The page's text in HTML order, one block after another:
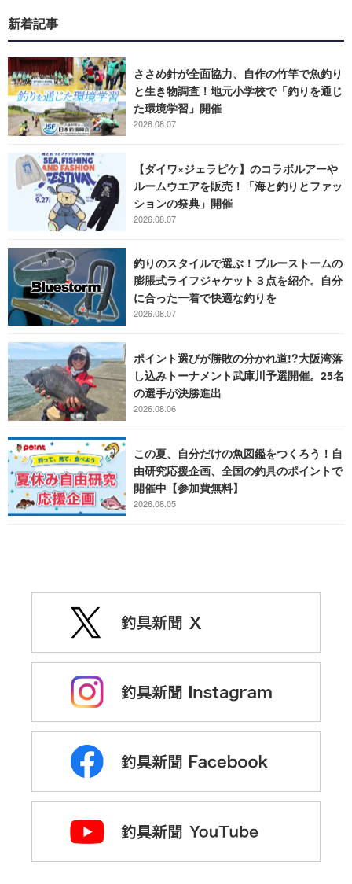
新着記事
ささめ針が全面協力、自作の竹竿で魚釣り
と生き物調査！地元小学校で「釣りを通じ
た環境学習」開催
2026.08.07
【ダイワ×ジェラピケ】のコラボルアーや
ルームウエアを販売！「海と釣りとファッ
ションの祭典」開催
2026.08.07
釣りのスタイルで選ぶ！ブルーストームの
膨脹式ライフジャケット３点を紹介。自分
に合った一着で快適な釣りを
2026.08.07
ポイント選びが勝敗の分かれ道!?大阪湾落
し込みトーナメント武庫川予選開催。25名
の選手が決勝進出
2026.08.06
この夏、自分だけの魚図鑑をつくろう！自
由研究応援企画、全国の釣具のポイントで
開催中【参加費無料】
2026.08.05